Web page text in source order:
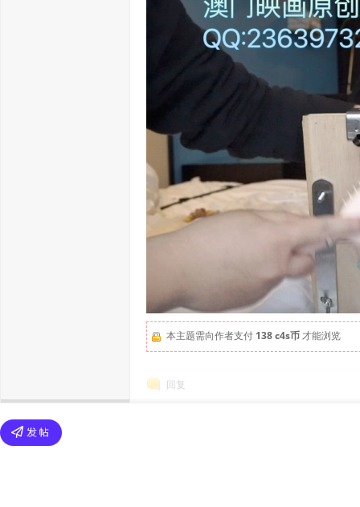
本主题需向作者支付 138 c4s币才能浏览
回复